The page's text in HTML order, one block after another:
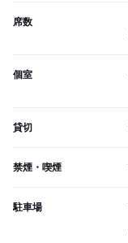
席数
個室
貸切
禁煙・喫煙
駐車場